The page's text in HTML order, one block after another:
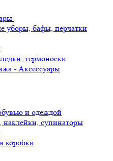
уборы, бафы, перчатки
термоноски
- Аксессуары
и одеждой
наклейки, супинаторы
коробки